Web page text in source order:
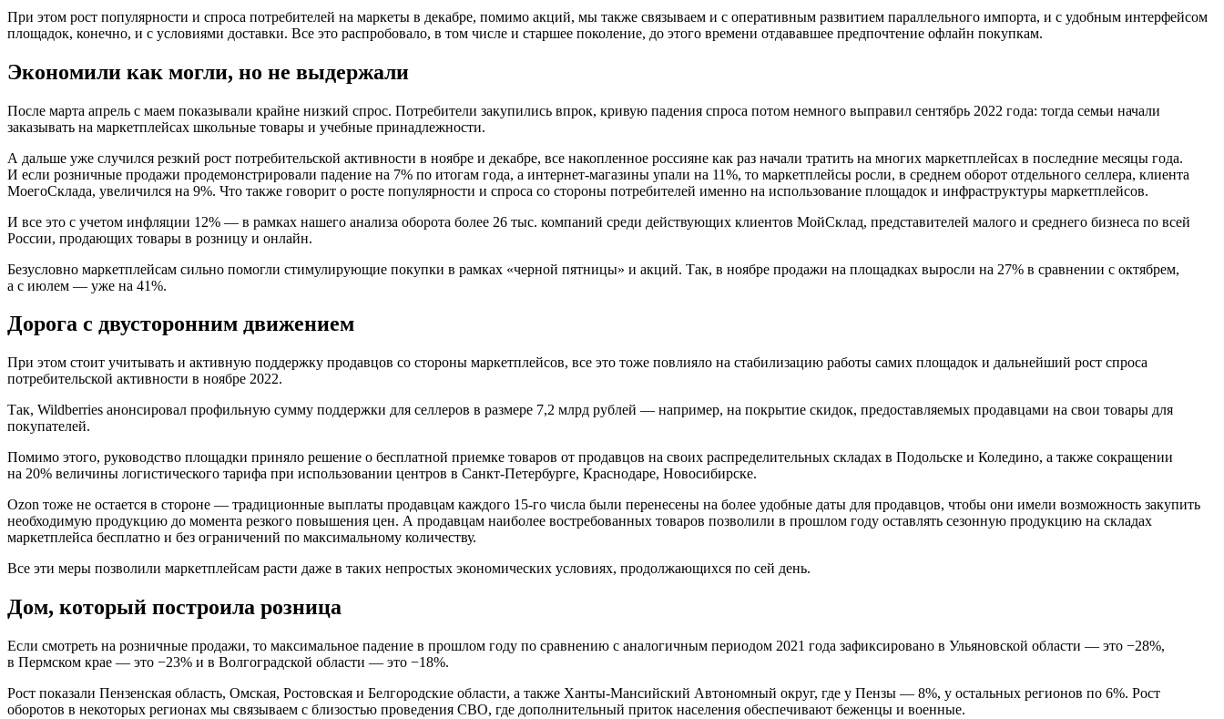
При этом рост популярности и спроса потребителей на маркеты в декабре, помимо акций, мы также связываем и с оперативным развитием параллельного импорта, и с удобным интерфейсом
площадок, конечно, и с условиями доставки. Все это распробовало, в том числе и старшее поколение, до этого времени отдававшее предпочтение офлайн покупкам.
Экономили как могли, но не выдержали
После марта апрель с маем показывали крайне низкий спрос. Потребители закупились впрок, кривую падения спроса потом немного выправил сентябрь 2022 года: тогда семьи начали
заказывать на маркетплейсах школьные товары и учебные принадлежности.
А дальше уже случился резкий рост потребительской активности в ноябре и декабре, все накопленное россияне как раз начали тратить на многих маркетплейсах в последние месяцы года.
И если розничные продажи продемонстрировали падение на 7% по итогам года, а интернет-магазины упали на 11%, то маркетплейсы росли, в среднем оборот отдельного селлера, клиента
МоегоСклада, увеличился на 9%. Что также говорит о росте популярности и спроса со стороны потребителей именно на использование площадок и инфраструктуры маркетплейсов.
И все это с учетом инфляции 12% — в рамках нашего анализа оборота более 26 тыс. компаний среди действующих клиентов МойСклад, представителей малого и среднего бизнеса по всей
России, продающих товары в розницу и онлайн.
Безусловно маркетплейсам сильно помогли стимулирующие покупки в рамках «черной пятницы» и акций. Так, в ноябре продажи на площадках выросли на 27% в сравнении с октябрем,
а с июлем — уже на 41%.
Дорога с двусторонним движением
При этом стоит учитывать и активную поддержку продавцов со стороны маркетплейсов, все это тоже повлияло на стабилизацию работы самих площадок и дальнейший рост спроса
потребительской активности в ноябре 2022.
Так, Wildberries анонсировал профильную сумму поддержки для селлеров в размере 7,2 млрд рублей — например, на покрытие скидок, предоставляемых продавцами на свои товары для
покупателей.
Помимо этого, руководство площадки приняло решение о бесплатной приемке товаров от продавцов на своих распределительных складах в Подольске и Коледино, а также сокращении
на 20% величины логистического тарифа при использовании центров в Санкт-Петербурге, Краснодаре, Новосибирске.
Ozon тоже не остается в стороне — традиционные выплаты продавцам каждого 15-го числа были перенесены на более удобные даты для продавцов, чтобы они имели возможность закупить
необходимую продукцию до момента резкого повышения цен. А продавцам наиболее востребованных товаров позволили в прошлом году оставлять сезонную продукцию на складах
маркетплейса бесплатно и без ограничений по максимальному количеству.
Все эти меры позволили маркетплейсам расти даже в таких непростых экономических условиях, продолжающихся по сей день.
Дом, который построила розница
Если смотреть на розничные продажи, то максимальное падение в прошлом году по сравнению с аналогичным периодом 2021 года зафиксировано в Ульяновской области — это −28%,
в Пермском крае — это −23% и в Волгоградской области — это −18%.
Рост показали Пензенская область, Омская, Ростовская и Белгородские области, а также Ханты-Мансийский Автономный округ, где у Пензы — 8%, у остальных регионов по 6%. Рост
оборотов в некоторых регионах мы связываем с близостью проведения СВО, где дополнительный приток населения обеспечивают беженцы и военные.